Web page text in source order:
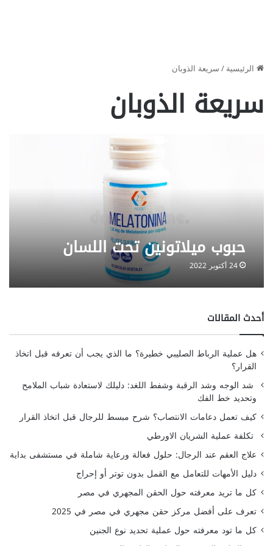
الرئيسية/سريعة الذوبان
سريعة الذوبان
حبوب ميلاتونين تحت اللسان
24 أكتوبر 2022
أحدث المقالات
هل عملية الرباط الصليبي خطيرة؟ ما الذي يجب أن تعرفه قبل اتخاذ
القرار؟
شد الوجه وشد الرقبة وشفط اللغد: دليلك لاستعادة شباب الملامح
وتحديد خط الفك
كيف تعمل دعامات الانتصاب؟ شرح مبسط للرجال قبل اتخاذ القرار
تكلفة عملية الشريان الاورطي
علاج العقم عند الرجال: حلول فعالة ورعاية شاملة في مستشفى بداية
دليل الأمهات للتعامل مع القمل بدون توتر أو إحراج
كل ما تريد معرفته حول الحقن المجهري في مصر
تعرف على أفضل مركز حقن مجهري في مصر في 2025
كل ما تود معرفته حول عملية تحديد نوع الجنين